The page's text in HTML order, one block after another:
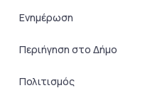
Ενημέρωση
Περιήγηση στο Δήμο
Πολιτισμός